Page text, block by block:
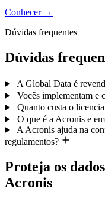
Conhecer →
Dúvidas frequentes
Dúvidas
A Global Data é
Vocês implementam e
Quanto custa o
O que é a Acronis e
A Acronis ajuda na
regulamentos?
Proteja os
Acronis